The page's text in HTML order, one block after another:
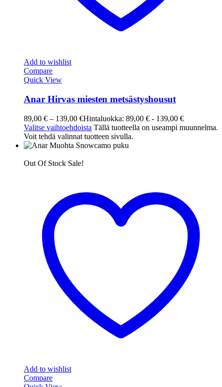
Add to wishlist
Compare
Quick View
Anar Hirvas miesten metsästyshousut
89,00 € – 139,00 €Hintaluokka: 89,00 € - 139,00 €
Valitse vaihtoehdoista Tällä tuotteella on useampi muunnelma.
Voit tehdä valinnat tuotteen sivulla.
Out Of Stock Sale!
Add to wishlist
Compare